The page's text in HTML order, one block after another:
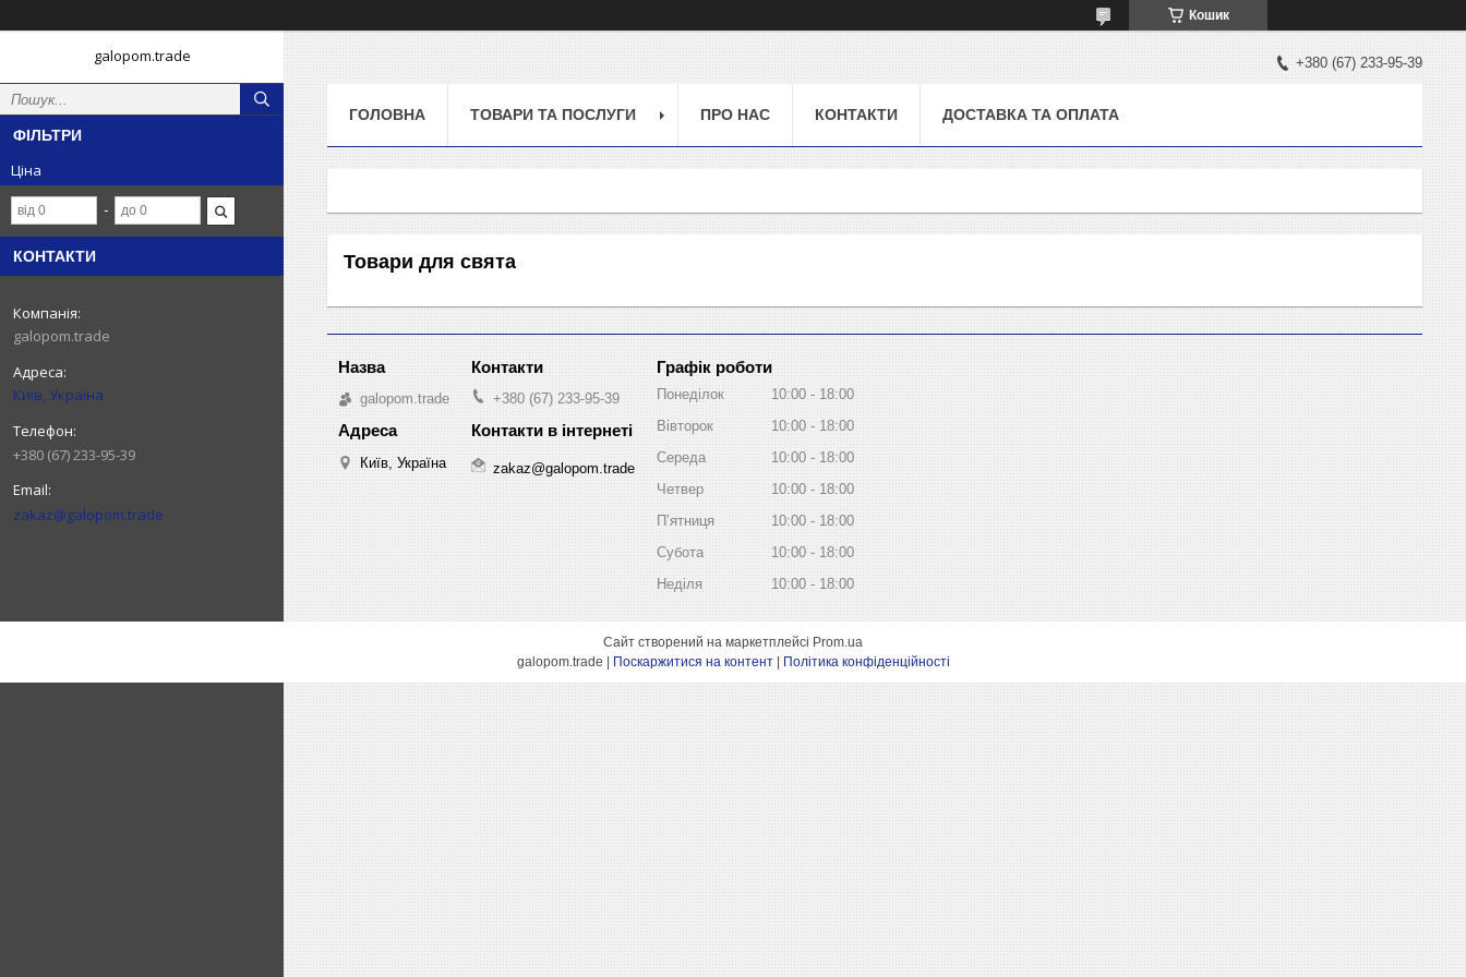
Кошик
galopom.trade
ФІЛЬТРИ
Ціна
КОНТАКТИ
galopom.trade
Київ, Україна
+380 (67) 233-95-39
zakaz@galopom.trade
+380 (67) 233-95-39
ГОЛОВНА ТОВАРИ ТА ПОСЛУГИ ПРО НАС КОНТАКТИ ДОСТАВКА ТА ОПЛАТА
Товари для свята
galopom.trade
Київ, Україна
+380 (67) 233-95-39
zakaz@galopom.trade
Графік роботи
Понеділок 10:00
18:00
Вівторок
10:00
18:00
Середа
10:00
18:00
Четвер
10:00
18:00
Пʼятниця
10:00
18:00
Субота
10:00
18:00
Неділя
10:00 18:00
Сайт створений на маркетплейсі Prom.ua
Поскаржитися на контент Політика конфіденційності